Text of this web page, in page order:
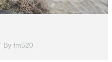
By fm520